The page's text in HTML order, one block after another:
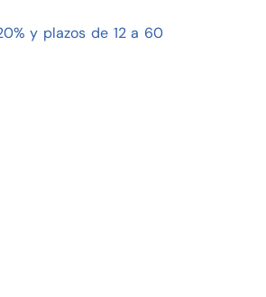
y plazos de 12 a 60